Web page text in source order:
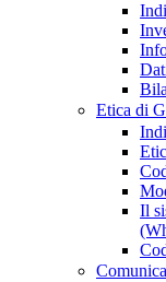
Etica di
Il